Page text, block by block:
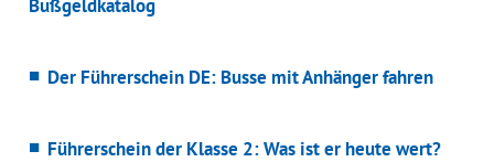
Bußgeldkatalog
Der Führerschein DE: Busse mit Anhänger fahren
Führerschein der Klasse 2: Was ist er heute wert?